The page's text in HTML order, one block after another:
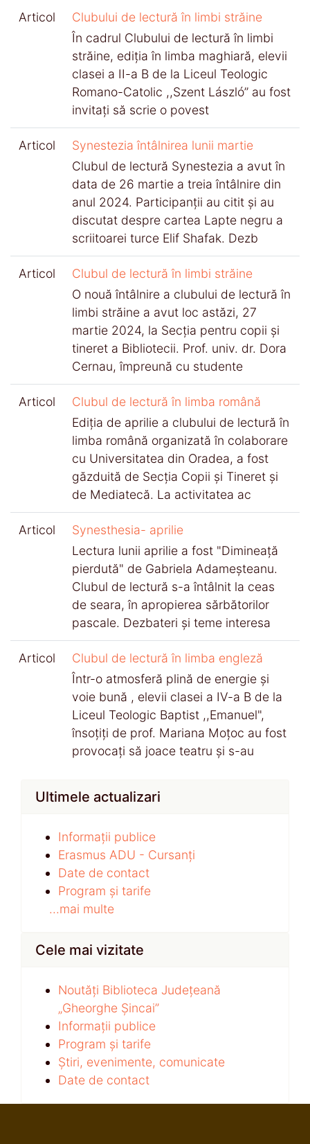
Articol
Clubului de lectură în limbi străine
În cadrul Clubului de lectură în limbi
străine, ediția în limba maghiară, elevii
clasei a II-a B de la Liceul Teologic
Romano-Catolic ,,Szent László’’ au fost
invitați să scrie o povest
Articol
Synestezia întâlnirea lunii martie
Clubul de lectură Synestezia a avut în
data de 26 martie a treia întâlnire din
anul 2024. Participanții au citit și au
discutat despre cartea Lapte negru a
scriitoarei turce Elif Shafak. Dezb
Articol
Clubul de lectură în limbi străine
O nouă întâlnire a clubului de lectură în
limbi străine a avut loc astăzi, 27
martie 2024, la Secția pentru copii și
tineret a Bibliotecii. Prof. univ. dr. Dora
Cernau, împreună cu studente
Articol
Clubul de lectură în limba română
Ediția de aprilie a clubului de lectură în
limba română organizată în colaborare
cu Universitatea din Oradea, a fost
găzduită de Secția Copii și Tineret și
de Mediatecă. La activitatea ac
Articol
Synesthesia- aprilie
Lectura lunii aprilie a fost "Dimineață
pierdută" de Gabriela Adameșteanu.
Clubul de lectură s-a întâlnit la ceas
de seara, în apropierea sărbătorilor
pascale. Dezbateri și teme interesa
Articol
Clubul de lectură în limba engleză
Într-o atmosferă plină de energie și
voie bună , elevii clasei a IV-a B de la
Liceul Teologic Baptist ,,Emanuel",
însoțiți de prof. Mariana Moțoc au fost
provocați să joace teatru și s-au
Ultimele actualizari
Informații publice
Erasmus ADU - Cursanți
Date de contact
Program și tarife
...mai multe
Cele mai vizitate
Noutăți Biblioteca Județeană
„Gheorghe Șincai”
Informații publice
Program și tarife
Știri, evenimente, comunicate
Date de contact